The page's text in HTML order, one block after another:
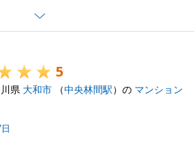
中であっても、様々なご対応事項
協力をいただいたからこそ、諸
の中、迅速にご対応いただきま
謝申し上げます。
などございましたら、お気軽にご
幸いです。
5
県 大和市 （中央林間駅）の マンション